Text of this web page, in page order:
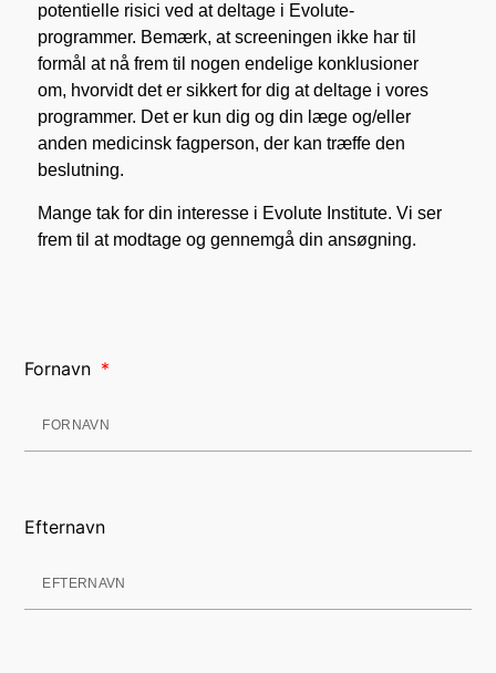
potentielle risici ved at deltage i Evolute-
programmer. Bemærk, at screeningen ikke har til
formål at nå frem til nogen endelige konklusioner
om, hvorvidt det er sikkert for dig at deltage i vores
programmer. Det er kun dig og din læge og/eller
anden medicinsk fagperson, der kan træffe den
beslutning.
Mange tak for din interesse i Evolute Institute. Vi ser
frem til at modtage og gennemgå din ansøgning.
Fornavn
Efternavn